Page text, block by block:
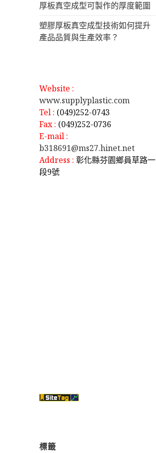
厚板真空成型可製作的厚度範圍
塑膠厚板真空成型技術如何提升
產品品質與生產效率？
Website :
www.supplyplastic.com
Tel : (049)252-0743
Fax : (049)252-0736
E-mail :
b318691@ms27.hinet.net
Address :彰化縣芬園鄉員草路一
段9號
標籤